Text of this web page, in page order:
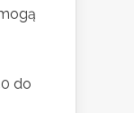
do